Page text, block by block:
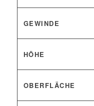
GEWINDE
HÖHE
OBERFLÄCHE